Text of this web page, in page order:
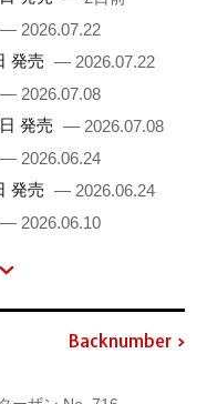
— 2026.07.22
発売 — 2026.07.22
— 2026.07.08
発売 — 2026.07.08
— 2026.06.24
発売 — 2026.06.24
— 2026.06.10
Backnumber